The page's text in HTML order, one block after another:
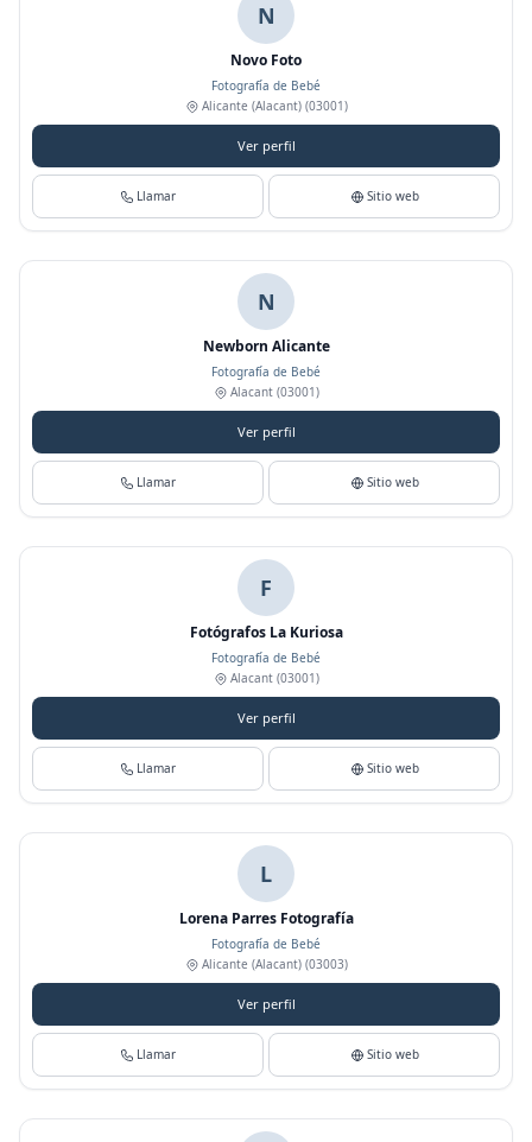
N
Novo Foto
Fotografía de Bebé
Alicante (Alacant)(03001)
Ver perfil
Llamar Sitio web
N
Newborn Alicante
Fotografía de Bebé
Alacant(03001)
Ver perfil
Llamar Sitio web
F
Fotógrafos La Kuriosa
Fotografía de Bebé
Alacant(03001)
Ver perfil
Llamar Sitio web
L
Lorena Parres Fotografía
Fotografía de Bebé
Alicante (Alacant)(03003)
Ver perfil
Llamar Sitio web